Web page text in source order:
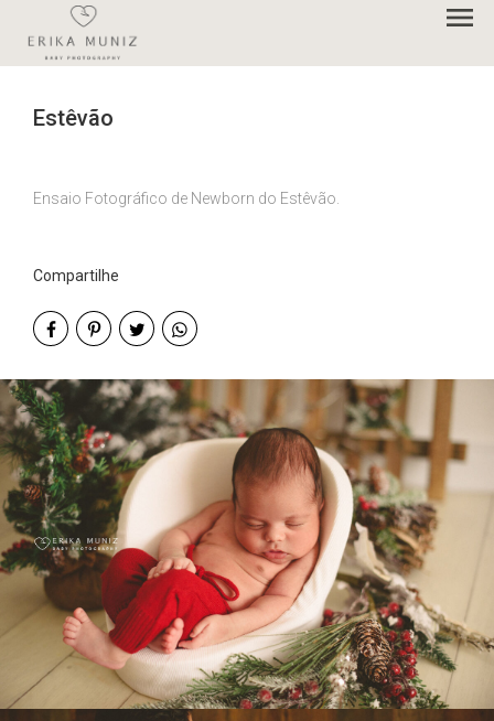
menu
Estêvão
Ensaio Fotográfico de Newborn do Estêvão.
Compartilhe